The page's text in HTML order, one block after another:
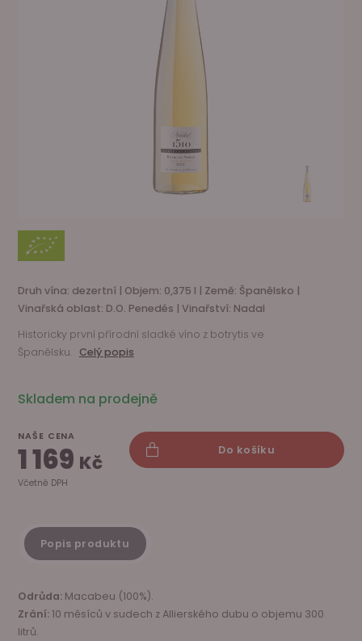
Druh vína: dezertní | Objem: 0,375 l | Země: Španělsko |
Vinařská oblast: D.O. Penedés | Vinařství: Nadal
Historicky první přírodní sladké víno z botrytis ve
Španělsku. Celý popis
Skladem na prodejně
NAŠE CENA
1 169 Kč
Včetně DPH
Do košíku
Popis produktu
Odrůda: Macabeu (100%).
Zrání: 10 měsíců v sudech z Allierského dubu o objemu 300
litrů.